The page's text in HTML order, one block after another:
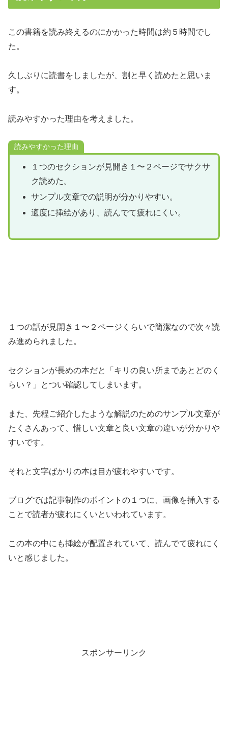
この書籍を読み終えるのにかかった時間は約５時間でし
た。
久しぶりに読書をしましたが、割と早く読めたと思いま
す。
読みやすかった理由を考えました。
読みやすかった理由
１つのセクションが見開き１〜２ページでサクサ
ク読めた。
サンプル文章での説明が分かりやすい。
適度に挿絵があり、読んでて疲れにくい。
１つの話が見開き１〜２ページくらいで簡潔なので次々読
み進められました。
セクションが長めの本だと「キリの良い所まであとどのく
らい？」とつい確認してしまいます。
また、先程ご紹介したような解説のためのサンプル文章が
たくさんあって、惜しい文章と良い文章の違いが分かりや
すいです。
それと文字ばかりの本は目が疲れやすいです。
ブログでは記事制作のポイントの１つに、画像を挿入する
ことで読者が疲れにくいといわれています。
この本の中にも挿絵が配置されていて、読んでて疲れにく
いと感じました。
スポンサーリンク